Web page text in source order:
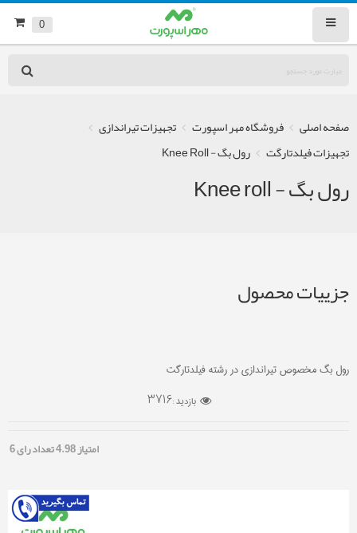
0
صفحه اصلی فروشگاه مهر اسپورت
تجهیزات تیراندازی
تجهیزات فیلدتارگت
رول بگ - Knee Roll
رول بگ - Knee roll
جزییات محصول
رول بگ مخصوص تیراندازی در رشته فیلدتارگت
بازدید :3716
امتیاز4.98تعداد رای6